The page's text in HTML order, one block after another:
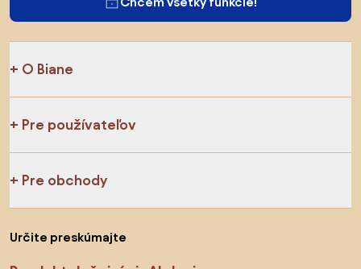
O Biane
Pre používateľov
Pre obchody
Určite preskúmajte